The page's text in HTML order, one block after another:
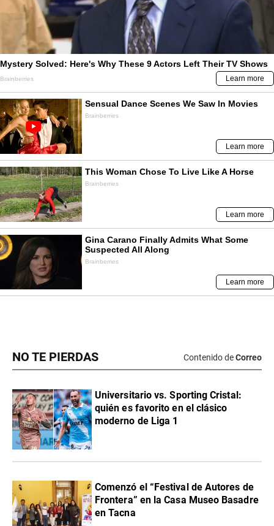
NO TE PIERDAS Contenido deCorreo
Universitario vs. Sporting Cristal:
quién es favorito en el clásico
moderno de Liga 1
Comenzó el “Festival de Autores de
Frontera” en la Casa Museo Basadre
en Tacna